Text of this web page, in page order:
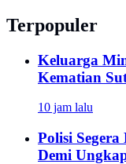
Terpopuler
Keluarga
Kematian
10 jam lalu
Polisi
Demi